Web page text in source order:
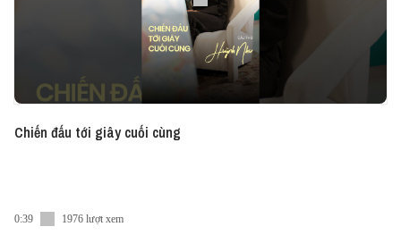
Chiến đấu tới giây cuối cùng
0:39 1976 lượt xem